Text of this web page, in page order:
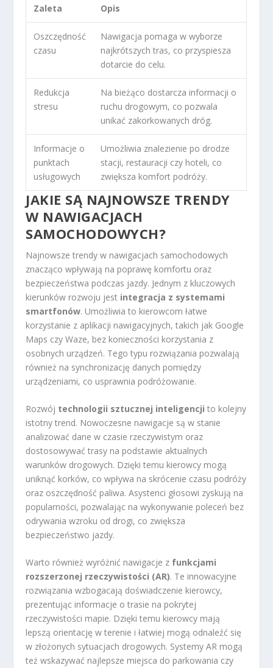
Zaleta Opis
Oszczędność
czasu
Nawigacja pomaga w wyborze
najkrótszych tras, co przyspiesza
dotarcie do celu.
Redukcja
stresu
Na bieżąco dostarcza informacji o
ruchu drogowym, co pozwala
unikać zakorkowanych dróg.
Informacje o
punktach
usługowych
Umożliwia znalezienie po drodze
stacji, restauracji czy hoteli, co
zwiększa komfort podróży.
JAKIE SĄ NAJNOWSZE TRENDY
W NAWIGACJACH
SAMOCHODOWYCH?
Najnowsze trendy w nawigacjach samochodowych
znacząco wpływają na poprawę komfortu oraz
bezpieczeństwa podczas jazdy. Jednym z kluczowych
kierunków rozwoju jest integracja z systemami
smartfonów. Umożliwia to kierowcom łatwe
korzystanie z aplikacji nawigacyjnych, takich jak Google
Maps czy Waze, bez konieczności korzystania z
osobnych urządzeń. Tego typu rozwiązania pozwalają
również na synchronizację danych pomiędzy
urządzeniami, co usprawnia podróżowanie.
Rozwój technologii sztucznej inteligencji to kolejny
istotny trend. Nowoczesne nawigacje są w stanie
analizować dane w czasie rzeczywistym oraz
dostosowywać trasy na podstawie aktualnych
warunków drogowych. Dzięki temu kierowcy mogą
uniknąć korków, co wpływa na skrócenie czasu podróży
oraz oszczędność paliwa. Asystenci głosowi zyskują na
popularności, pozwalając na wykonywanie poleceń bez
odrywania wzroku od drogi, co zwiększa
bezpieczeństwo jazdy.
Warto również wyróżnić nawigacje z funkcjami
rozszerzonej rzeczywistości (AR). Te innowacyjne
rozwiązania wzbogacają doświadczenie kierowcy,
prezentując informacje o trasie na pokrytej
rzeczywistości mapie. Dzięki temu kierowcy mają
lepszą orientację w terenie i łatwiej mogą odnaleźć się
w złożonych sytuacjach drogowych. Systemy AR mogą
też wskazywać najlepsze miejsca do parkowania czy